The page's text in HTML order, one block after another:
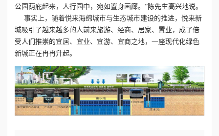
公园荫庇起来，人行园中，宛如置身画廊。”陈先生高兴地说。
事实上，随着悦来海绵城市与生态城市建设的推进，悦来新
城吸引了越来越多的人前来旅游、经商、居家、置业，成了倍
受人们推崇的宜居、宜业、宜游、宜商之地，一座现代化绿色
新城正在冉冉升起。